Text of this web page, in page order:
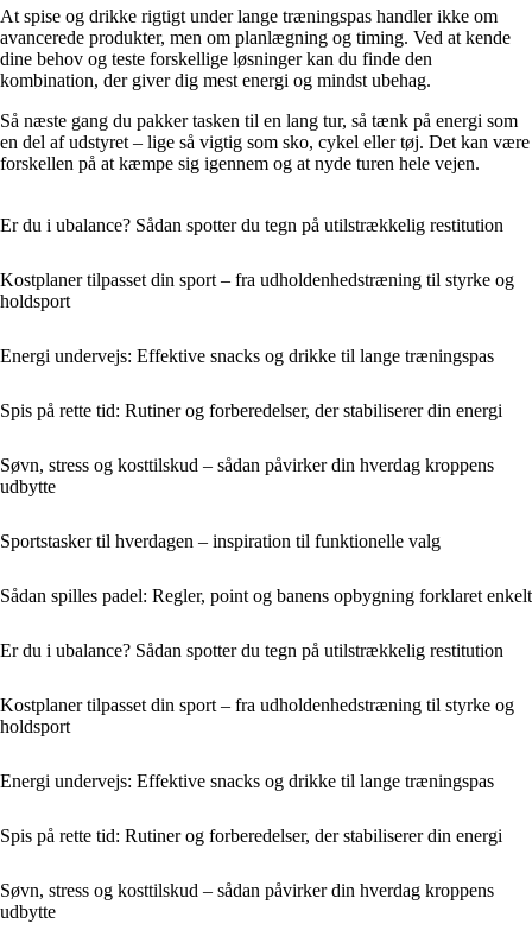
At spise og drikke rigtigt under lange træningspas handler ikke om
avancerede produkter, men om planlægning og timing. Ved at kende
dine behov og teste forskellige løsninger kan du finde den
kombination, der giver dig mest energi og mindst ubehag.
Så næste gang du pakker tasken til en lang tur, så tænk på energi som
en del af udstyret – lige så vigtig som sko, cykel eller tøj. Det kan være
forskellen på at kæmpe sig igennem og at nyde turen hele vejen.
Er du i ubalance? Sådan spotter du tegn på utilstrækkelig restitution
Kostplaner tilpasset din sport – fra udholdenhedstræning til styrke og
holdsport
Energi undervejs: Effektive snacks og drikke til lange træningspas
Spis på rette tid: Rutiner og forberedelser, der stabiliserer din energi
Søvn, stress og kosttilskud – sådan påvirker din hverdag kroppens
udbytte
Sportstasker til hverdagen – inspiration til funktionelle valg
Sådan spilles padel: Regler, point og banens opbygning forklaret enkelt
Er du i ubalance? Sådan spotter du tegn på utilstrækkelig restitution
Kostplaner tilpasset din sport – fra udholdenhedstræning til styrke og
holdsport
Energi undervejs: Effektive snacks og drikke til lange træningspas
Spis på rette tid: Rutiner og forberedelser, der stabiliserer din energi
Søvn, stress og kosttilskud – sådan påvirker din hverdag kroppens
udbytte